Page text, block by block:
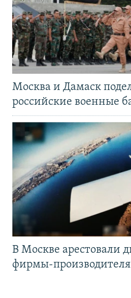
Москва и Дамаск
российские военные
В Москве арестовали
фирмы-